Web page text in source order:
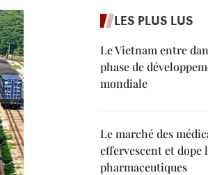
LES PLUS LUS
Le Vietnam entre
phase de
mondiale
Le marché des
effervescent et dope
pharmaceutiques